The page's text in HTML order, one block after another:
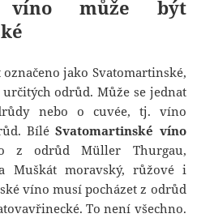
víno může být
jako Svatomartinské,
odrůd. Může se jednat
nebo o cuvée, tj. víno
BíléSvatomartinské víno
z odrůd Müller Thurgau,
Muškát moravský, růžové i
víno musí pocházet z odrůd
To není všechno.